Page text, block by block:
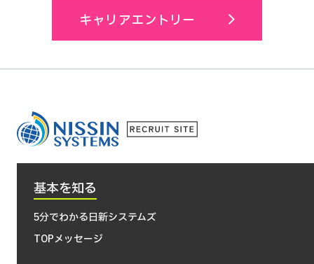
キャリアエントリー
基本を知る
5分でわかる日新システムズ
TOPメッセージ